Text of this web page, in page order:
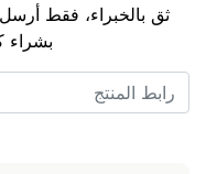
ثق بالخبراء، فقط